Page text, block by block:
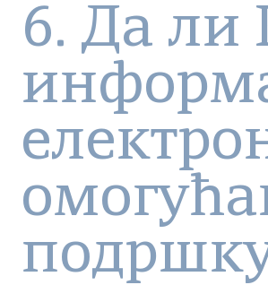
6. Да ли